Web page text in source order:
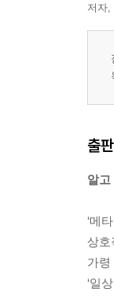
저자,
출
알고
‘메
상
가
‘일